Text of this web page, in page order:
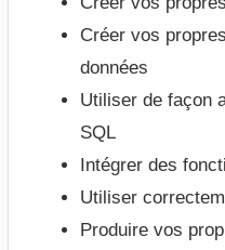
Créer vos
données
Utiliser de façon
SQL
Intégrer des
Utiliser
Produire vos